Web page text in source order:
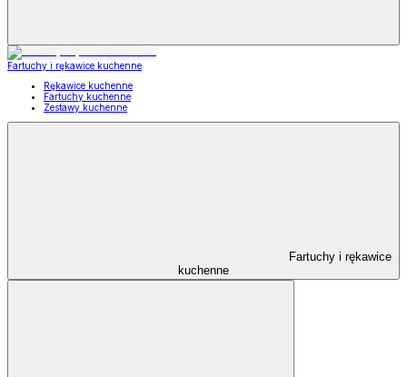
Fartuchy i rękawice kuchenne
Rękawice kuchenne
Fartuchy kuchenne
Zestawy kuchenne
Fartuchy i rękawice
kuchenne